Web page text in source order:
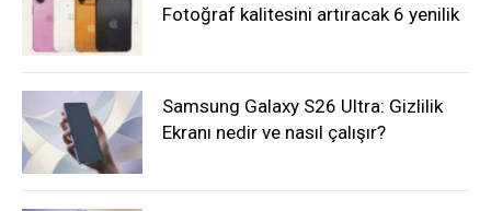
Fotoğraf kalitesini artıracak 6 yenilik
Samsung Galaxy S26 Ultra: Gizlilik
Ekranı nedir ve nasıl çalışır?